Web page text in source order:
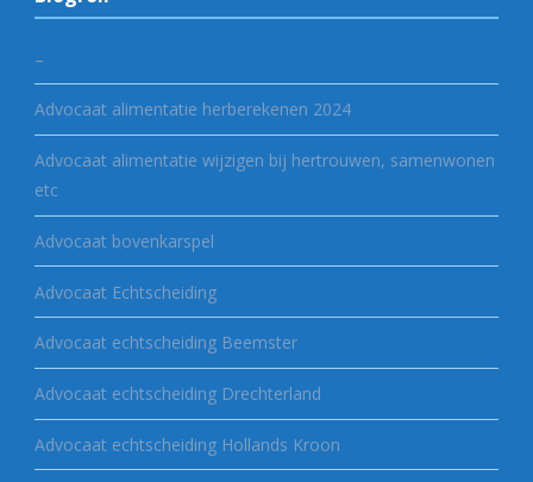
–
Advocaat alimentatie herberekenen 2024
Advocaat alimentatie wijzigen bij hertrouwen, samenwonen
etc
Advocaat bovenkarspel
Advocaat Echtscheiding
Advocaat echtscheiding Beemster
Advocaat echtscheiding Drechterland
Advocaat echtscheiding Hollands Kroon